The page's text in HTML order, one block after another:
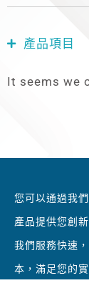
產品項目
It seems we
您可以通過我
產品提供您創
我們服務快速
本，滿足您的